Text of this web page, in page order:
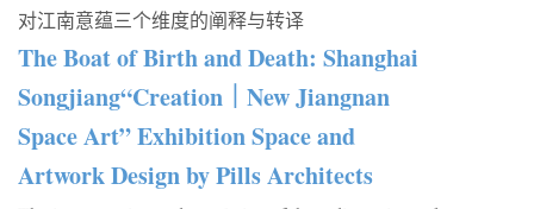
对江南意蕴三个维度的阐释与转译
The Boat of Birth and Death: Shanghai
Songjiang“Creation｜New Jiangnan
Space Art” Exhibition Space and
Artwork Design by Pills Architects